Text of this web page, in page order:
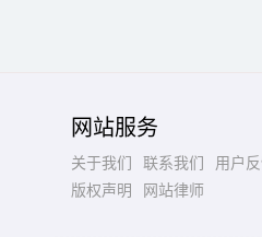
网站服务
关于我们 联系我们
用户
版权声明
网站律师